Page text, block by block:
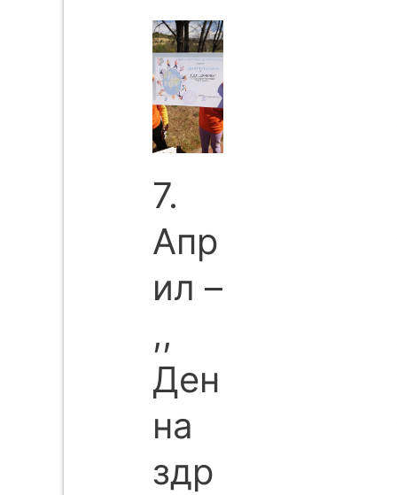
7.
Апр
ил –
,,
Ден
на
здр